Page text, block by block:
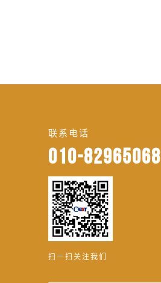
联系电话
010-82965068
扫一扫关注我们